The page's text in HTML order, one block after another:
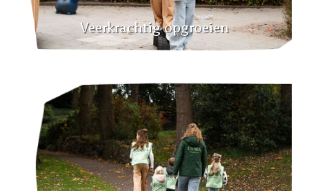
Veerkrachtig opgroeien